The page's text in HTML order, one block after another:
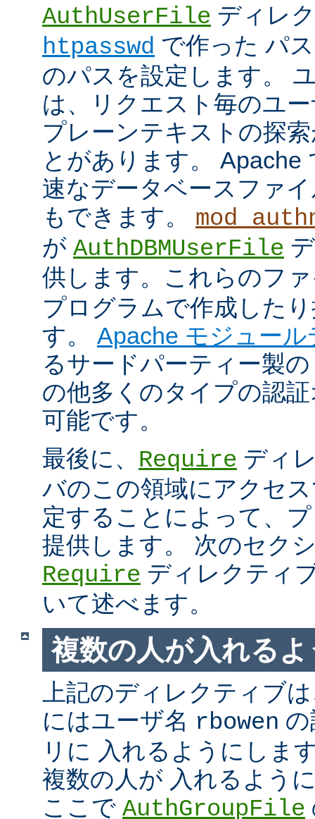
AuthUserFile ディレ
htpasswd で作った パ
のパスを設定します。
は、リクエスト毎のユ
プレーンテキストの探
とがあります。 Apache
速なデータベースファ
もできます。
が AuthDBMUserFile
供します。これらのフ
プログラムで作成した
す。 Apache モジュー
るサードパーティー製
の他多くのタイプの認
可能です。
最後に、 Require ディ
バのこの領域にアクセ
定することによって、
提供します。 次のセク
Require ディレクティ
いて述べます。
複数の人が入れる
上記のディレクティブ
にはユーザ名 rbowen
リに 入れるようにしま
複数の人が 入れるよう
ここで AuthGroupFile